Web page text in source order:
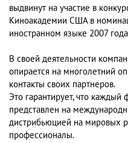
выдвинут на участие в
Киноакадемии США в
иностранном языке 2007
В своей деятельности
опирается на многолетний
контакты своих партнеров.
Это гарантирует, что
представлен на
дистрибьюцией на мировых
профессионалы.